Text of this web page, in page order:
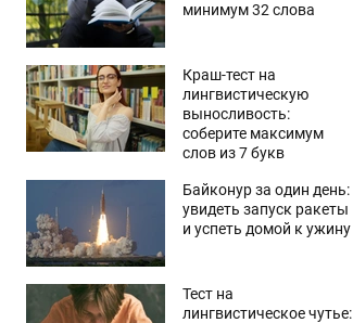
минимум 32 слова
Краш-тест на
лингвистическую
выносливость:
соберите максимум
слов из 7 букв
Байконур за один день:
увидеть запуск ракеты
и успеть домой к ужину
Тест на
лингвистическое чутье: